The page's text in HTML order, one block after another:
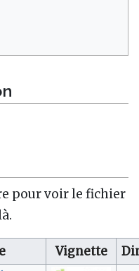
pour voir le fichier
Vignette